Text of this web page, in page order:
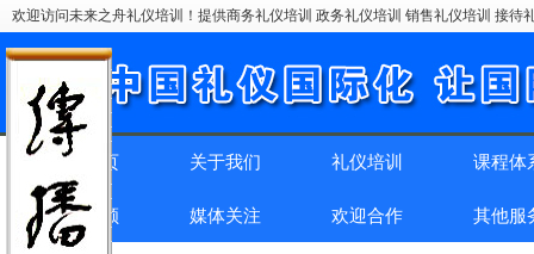
欢迎访问未来之舟礼仪培训！提供商务礼仪培训 政务礼仪培训 销售礼仪培训 接
网站首页 关于我们 礼仪培训 课程体
精彩回顾 媒体关注 欢迎合作 其他服